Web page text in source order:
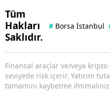
Tüm
Hakları
Saklıdır.
# Borsa İstanbul
Finansal araçlar ve/veya
seviyede risk içerir. Yatırım
tamamını kaybetme